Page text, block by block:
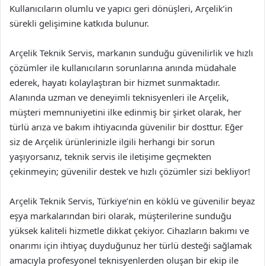
Kullanıcıların olumlu ve yapıcı geri dönüşleri, Arçelik’in
sürekli gelişimine katkıda bulunur.
Arçelik Teknik Servis, markanın sunduğu güvenilirlik ve hızlı
çözümler ile kullanıcıların sorunlarına anında müdahale
ederek, hayatı kolaylaştıran bir hizmet sunmaktadır.
Alanında uzman ve deneyimli teknisyenleri ile Arçelik,
müşteri memnuniyetini ilke edinmiş bir şirket olarak, her
türlü arıza ve bakım ihtiyacında güvenilir bir dosttur. Eğer
siz de Arçelik ürünlerinizle ilgili herhangi bir sorun
yaşıyorsanız, teknik servis ile iletişime geçmekten
çekinmeyin; güvenilir destek ve hızlı çözümler sizi bekliyor!
Arçelik Teknik Servis, Türkiye’nin en köklü ve güvenilir beyaz
eşya markalarından biri olarak, müşterilerine sunduğu
yüksek kaliteli hizmetle dikkat çekiyor. Cihazların bakımı ve
onarımı için ihtiyaç duyduğunuz her türlü desteği sağlamak
amacıyla profesyonel teknisyenlerden oluşan bir ekip ile